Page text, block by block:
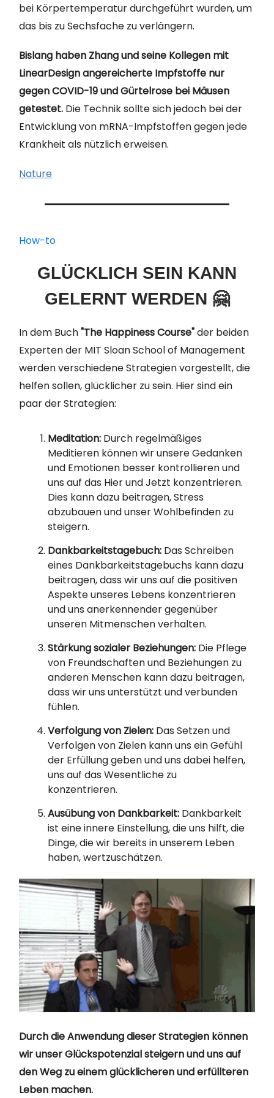
bei Körpertemperatur durchgeführt wurden, um
das bis zu Sechsfache zu verlängern.
Bislang haben Zhang und seine Kollegen mit
LinearDesign angereicherte Impfstoffe nur
gegen COVID-19 und Gürtelrose bei Mäusen
getestet. Die Technik sollte sich jedoch bei der
Entwicklung von mRNA-Impfstoffen gegen jede
Krankheit als nützlich erweisen.
Nature
How-to
GLÜCKLICH SEIN KANN
GELERNT WERDEN 🤗
In dem Buch"The Happiness Course"der beiden
Experten der MIT Sloan School of Management
werden verschiedene Strategien vorgestellt, die
helfen sollen, glücklicher zu sein. Hier sind ein
paar der Strategien:
Meditation: Durch regelmäßiges
Meditieren können wir unsere Gedanken
und Emotionen besser kontrollieren und
uns auf das Hier und Jetzt konzentrieren.
Dies kann dazu beitragen, Stress
abzubauen und unser Wohlbefinden zu
steigern.
Dankbarkeitstagebuch: Das Schreiben
eines Dankbarkeitstagebuchs kann dazu
beitragen, dass wir uns auf die positiven
Aspekte unseres Lebens konzentrieren
und uns anerkennender gegenüber
unseren Mitmenschen verhalten.
Stärkung sozialer Beziehungen: Die Pflege
von Freundschaften und Beziehungen zu
anderen Menschen kann dazu beitragen,
dass wir uns unterstützt und verbunden
fühlen.
Verfolgung von Zielen: Das Setzen und
Verfolgen von Zielen kann uns ein Gefühl
der Erfüllung geben und uns dabei helfen,
uns auf das Wesentliche zu
konzentrieren.
Ausübung von Dankbarkeit: Dankbarkeit
ist eine innere Einstellung, die uns hilft, die
Dinge, die wir bereits in unserem Leben
haben, wertzuschätzen.
Durch die Anwendung dieser Strategien können
wir unser Glückspotenzial steigern und uns auf
den Weg zu einem glücklicheren und erfüllteren
Leben machen.